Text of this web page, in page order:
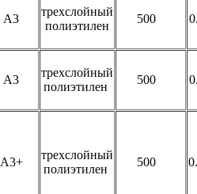
А3
трехслойный
полиэтилен
500
А3
трехслойный
полиэтилен
500
А3+
трехслойный
полиэтилен
500